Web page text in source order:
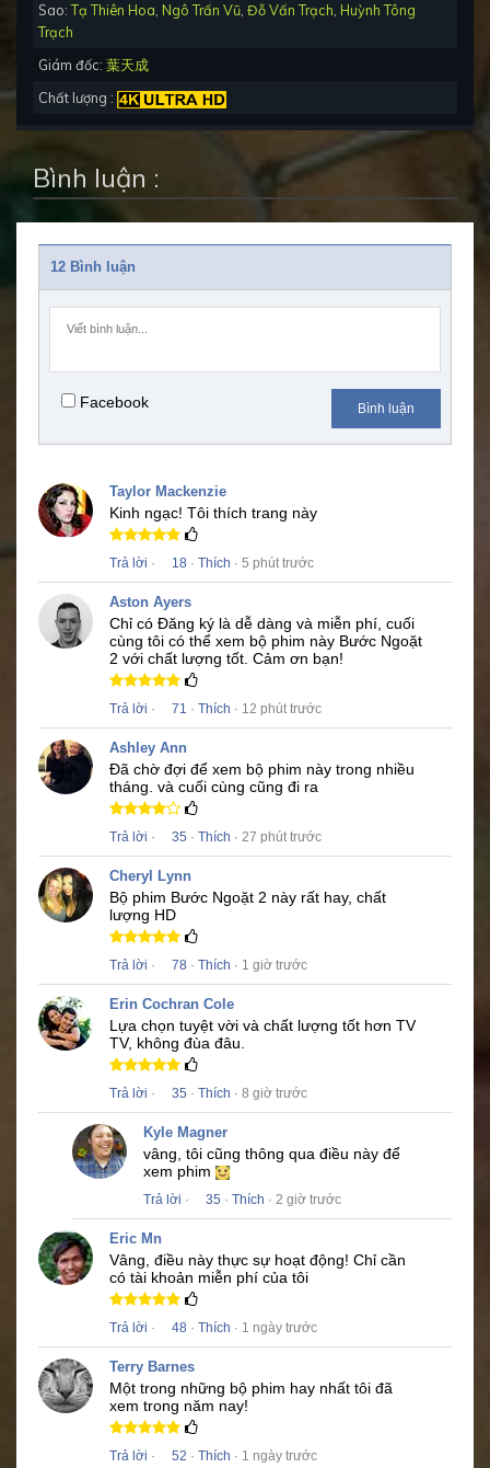
Sao:Tạ Thiên Hoa Ngô Trấn Vũ Đỗ Vấn Trạch Huỳnh Tông
Trạch
Giám đốc: 葉天成
Chất lượng :
Bình luận :
12 Bình luận
Facebook Bình luận
Taylor Mackenzie
Kinh ngạc! Tôi thích trang này
Trả lời · 18 · Thích · 5 phút trước
Aston Ayers
Chỉ có Đăng ký là dễ dàng và miễn phí, cuối
cùng tôi có thể xem bộ phim này Bước Ngoặt
2 với chất lượng tốt. Cảm ơn bạn!
Trả lời · 71 · Thích · 12 phút trước
Ashley Ann
Đã chờ đợi để xem bộ phim này trong nhiều
tháng. và cuối cùng cũng đi ra
Trả lời · 35 · Thích · 27 phút trước
Cheryl Lynn
Bộ phim Bước Ngoặt 2 này rất hay, chất
lượng HD
Trả lời · 78 · Thích · 1 giờ trước
Erin Cochran Cole
Lựa chọn tuyệt vời và chất lượng tốt hơn TV
TV, không đùa đâu.
Trả lời · 35 · Thích · 8 giờ trước
Kyle Magner
vâng, tôi cũng thông qua điều này để
xem phim
Trả lời · 35 · Thích · 2 giờ trước
Eric Mn
Vâng, điều này thực sự hoạt động! Chỉ cần
có tài khoản miễn phí của tôi
Trả lời · 48 · Thích · 1 ngày trước
Terry Barnes
Một trong những bộ phim hay nhất tôi đã
xem trong năm nay!
Trả lời · 52 · Thích · 1 ngày trước